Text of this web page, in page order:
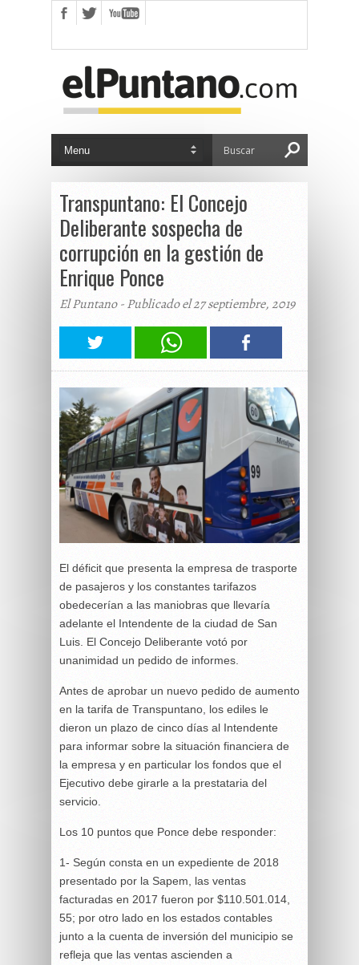
Transpuntano: El Concejo
Deliberante sospecha de
corrupción en la gestión de
Enrique Ponce
El Puntano - Publicado el 27 septiembre, 2019
El déficit que presenta la empresa de trasporte
de pasajeros y los constantes tarifazos
obedecerían a las maniobras que llevaría
adelante el Intendente de la ciudad de San
Luis. El Concejo Deliberante votó por
unanimidad un pedido de informes.
Antes de aprobar un nuevo pedido de aumento
en la tarifa de Transpuntano, los ediles le
dieron un plazo de cinco días al Intendente
para informar sobre la situación financiera de
la empresa y en particular los fondos que el
Ejecutivo debe girarle a la prestataria del
servicio.
Los 10 puntos que Ponce debe responder:
1- Según consta en un expediente de 2018
presentado por la Sapem, las ventas
facturadas en 2017 fueron por $110.501.014,
55; por otro lado en los estados contables
junto a la cuenta de inversión del municipio se
refleja que las ventas ascienden a